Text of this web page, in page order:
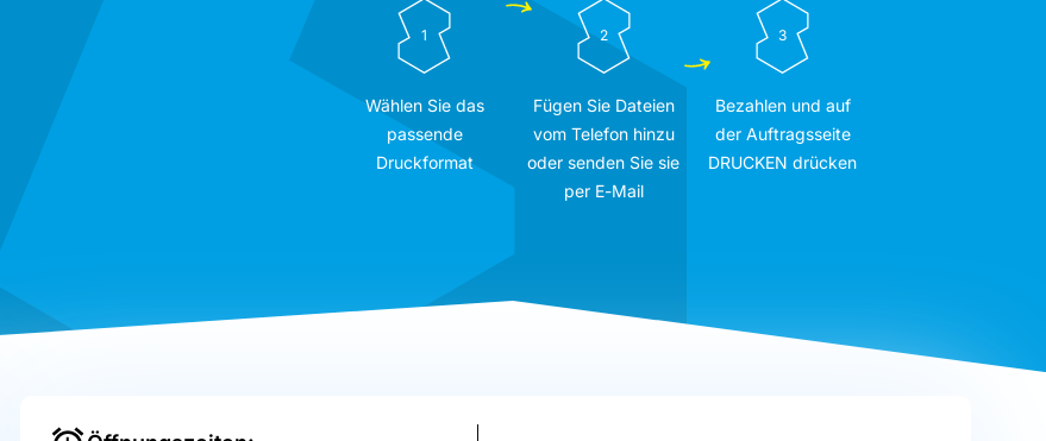
1
Wählen Sie das
passende
Druckformat
2
Fügen Sie Dateien
vom Telefon hinzu
oder senden Sie sie
per E-Mail
3
Bezahlen und auf
der Auftragsseite
DRUCKEN drücken